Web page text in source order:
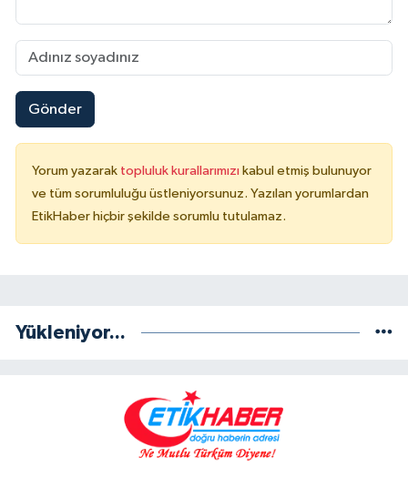
Gönder
Yorum yazarak topluluk kurallarımızı kabul etmiş bulunuyor
ve tüm sorumluluğu üstleniyorsunuz. Yazılan yorumlardan
EtikHaber hiçbir şekilde sorumlu tutulamaz.
Yükleniyor...